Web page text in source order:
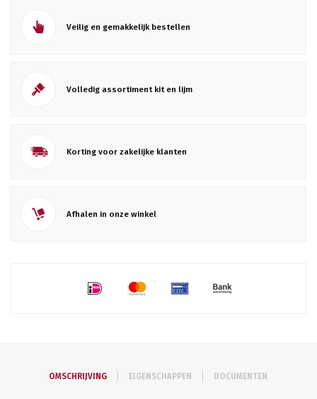
Veilig en gemakkelijk bestellen
Volledig assortiment kit en lijm
Korting voor zakelijke klanten
Afhalen in onze winkel
OMSCHRIJVING EIGENSCHAPPEN DOCUMENTEN